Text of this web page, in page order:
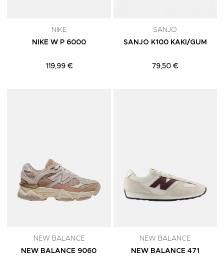
NIKE
NIKE W P 6000
119,99 €
SANJO
SANJO K100 KAKI/GUM
79,50 €
NEW BALANCE
NEW BALANCE 9060
NEW BALANCE
NEW BALANCE 471